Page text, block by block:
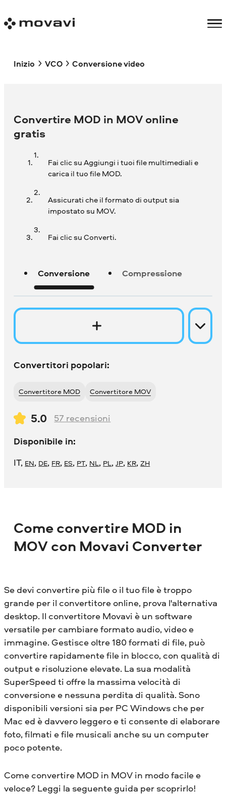
Inizio VCO Conversione video
Convertire MOD in MOV online
gratis
Fai clic su Aggiungi i tuoi file multimediali e
carica il tuo file MOD.
Assicurati che il formato di output sia
impostato su MOV.
Fai clic su Converti.
Conversione Compressione
Convertitori popolari:
Convertitore MOD Convertitore MOV
5.0 57 recensioni
Disponibile in:
IT, EN, DE, FR, ES, PT, NL, PL,JP, KR,ZH
Come convertire MOD in
MOV con Movavi Converter
Se devi convertire più file o il tuo file è troppo
grande per il convertitore online, prova l'alternativa
desktop. Il convertitore Movavi è un software
versatile per cambiare formato audio, video e
immagine. Gestisce oltre 180 formati di file, può
convertire rapidamente file in blocco, con qualità di
output e risoluzione elevate. La sua modalità
SuperSpeed ​​ti offre la massima velocità di
conversione e nessuna perdita di qualità. Sono
disponibili versioni sia per PC Windows che per
Mac ed è davvero leggero e ti consente di elaborare
foto, filmati e file musicali anche su un computer
poco potente.
Come convertire MOD in MOV in modo facile e
veloce? Leggi la seguente guida per scoprirlo!